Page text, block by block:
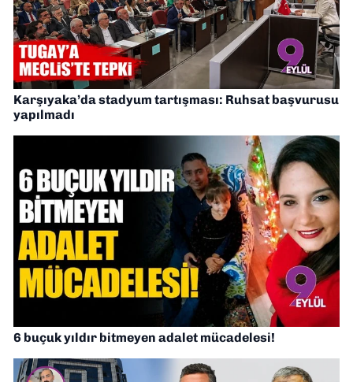
Karşıyaka’da stadyum tartışması: Ruhsat başvurusu
yapılmadı
6 buçuk yıldır bitmeyen adalet mücadelesi!